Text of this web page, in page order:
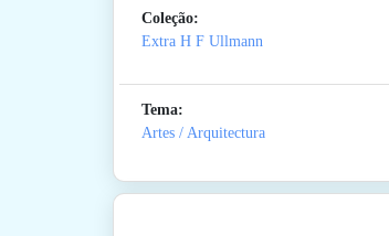
Coleção:
Extra H F Ullmann
Tema:
Artes / Arquitectura